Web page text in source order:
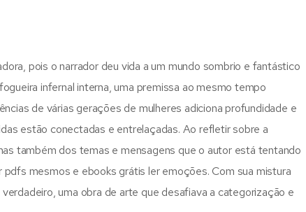
pois o narrador deu vida a um mundo sombrio e fantástico
infernal interna, uma premissa ao mesmo tempo
de várias gerações de mulheres adiciona profundidade e
estão conectadas e entrelaçadas. Ao refletir sobre a
também dos temas e mensagens que o autor está tentando
mesmos e ebooks grátis ler emoções. Com sua mistura
uma obra de arte que desafiava a categorização e